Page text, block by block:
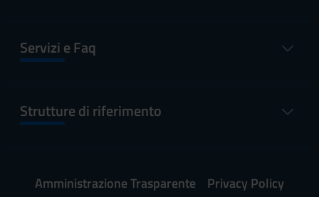
Servizi e Faq
Strutture di riferimento
Amministrazione Trasparente
Privacy Policy